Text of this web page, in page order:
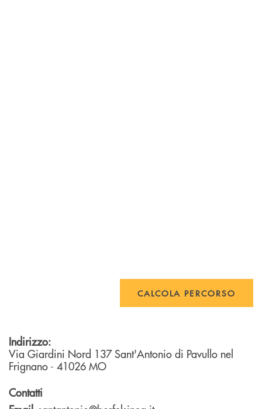
CALCOLA PERCORSO
Indirizzo:
Via Giardini Nord 137Sant'Antonio di Pavullo nel
Frignano - 41026 MO
Contatti